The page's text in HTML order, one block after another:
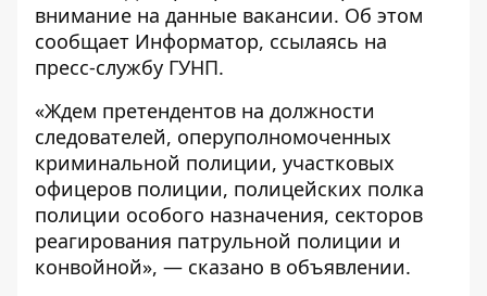
внимание на данные вакансии. Об этом
сообщает Информатор, ссылаясь на
пресс-службу ГУНП.
«Ждем претендентов на должности
следователей, оперуполномоченных
криминальной полиции, участковых
офицеров полиции, полицейских полка
полиции особого назначения, секторов
реагирования патрульной полиции и
конвойной», — сказано в объявлении.